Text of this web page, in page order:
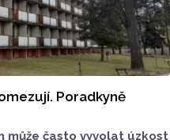
Poradkyně
může často vyvolat úzkost